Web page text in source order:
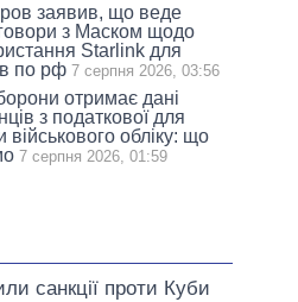
заявив, що веде
з Маском щодо
Starlink для
по рф 7 серпня 2026, 03:56
отримає дані
з податкової для
військового обліку: що
7 серпня 2026, 01:59
санкції проти Куби